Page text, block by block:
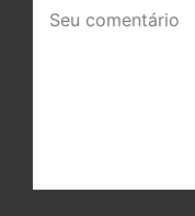
comentário: